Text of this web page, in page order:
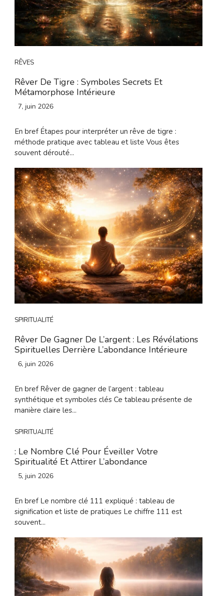
RÊVES
Rêver De Tigre : Symboles Secrets Et
Métamorphose Intérieure
7, juin 2026
En bref Étapes pour interpréter un rêve de tigre :
méthode pratique avec tableau et liste Vous êtes
souvent dérouté...
SPIRITUALITÉ
Rêver De Gagner De L’argent : Les Révélations
Spirituelles Derrière L’abondance Intérieure
6, juin 2026
En bref Rêver de gagner de l’argent : tableau
synthétique et symboles clés Ce tableau présente de
manière claire les...
SPIRITUALITÉ
: Le Nombre Clé Pour Éveiller Votre
Spiritualité Et Attirer L’abondance
5, juin 2026
En bref Le nombre clé 111 expliqué : tableau de
signification et liste de pratiques Le chiffre 111 est
souvent...